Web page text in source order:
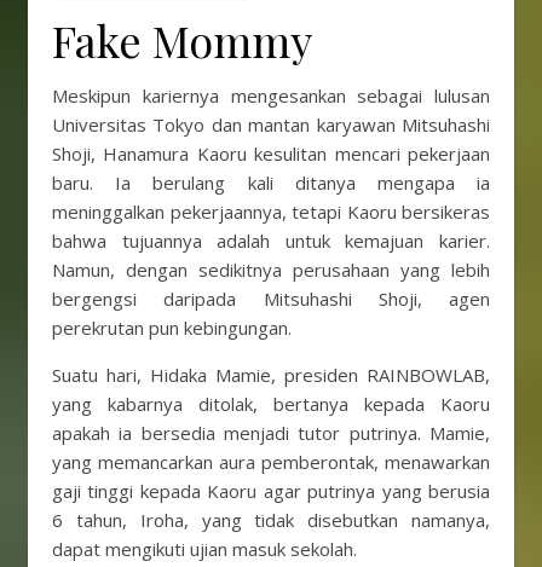
Fake Mommy
Meskipun kariernya mengesankan sebagai lulusan
Universitas Tokyo dan mantan karyawan Mitsuhashi
Shoji, Hanamura Kaoru kesulitan mencari pekerjaan
baru. Ia berulang kali ditanya mengapa ia
meninggalkan pekerjaannya, tetapi Kaoru bersikeras
bahwa tujuannya adalah untuk kemajuan karier.
Namun, dengan sedikitnya perusahaan yang lebih
bergengsi daripada Mitsuhashi Shoji, agen
perekrutan pun kebingungan.
Suatu hari, Hidaka Mamie, presiden RAINBOWLAB,
yang kabarnya ditolak, bertanya kepada Kaoru
apakah ia bersedia menjadi tutor putrinya. Mamie,
yang memancarkan aura pemberontak, menawarkan
gaji tinggi kepada Kaoru agar putrinya yang berusia
6 tahun, Iroha, yang tidak disebutkan namanya,
dapat mengikuti ujian masuk sekolah.